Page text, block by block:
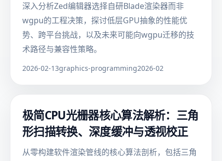
深入分析Zed编辑器选择自研Blade渲染器而非
wgpu的工程决策，探讨低层GPU抽象的性能优
势、跨平台挑战，以及未来可能向wgpu迁移的技
术路径与兼容性策略。
2026-02-13graphics-programming2026-02
极简CPU光栅器核心算法解析：三角
形扫描转换、深度缓冲与透视校正
从零构建软件渲染管线的核心算法剖析，包括三角